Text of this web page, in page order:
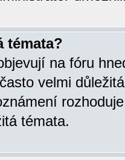
témata?
na fóru
velmi
témata.